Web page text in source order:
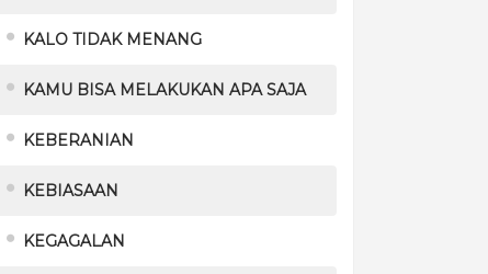
KALO TIDAK MENANG
KAMU BISA MELAKUKAN APA SAJA
KEBERANIAN
KEBIASAAN
KEGAGALAN